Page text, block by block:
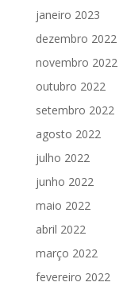
janeiro 2023
dezembro 2022
novembro 2022
outubro 2022
setembro 2022
agosto 2022
julho 2022
junho 2022
maio 2022
abril 2022
março 2022
fevereiro 2022